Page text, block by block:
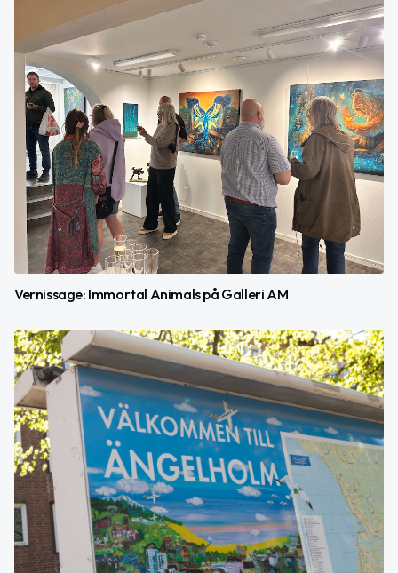
Vernissage: Immortal Animals på Galleri AM